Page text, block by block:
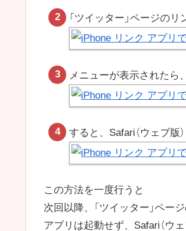
「ツイッター」ページのリ
メニューが表示されたら
すると、Safari（ウェブ版
この方法を一度行うと
次回以降、「ツイッター」ペー
アプリは起動せず、Safari（ウ